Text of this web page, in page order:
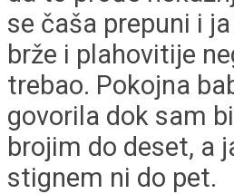
se čaša prepuni i
brže i plahovitije
trebao. Pokojna
govorila dok sam
brojim do deset, a
stignem ni do pet.